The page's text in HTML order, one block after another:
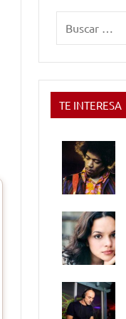
TE INTERESA